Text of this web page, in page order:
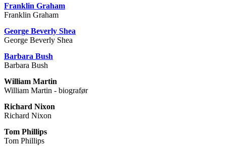
Franklin Graham
Franklin Graham
George Beverly Shea
George Beverly Shea
Barbara Bush
Barbara Bush
William Martin
William Martin - biografør
Richard Nixon
Richard Nixon
Tom Phillips
Tom Phillips